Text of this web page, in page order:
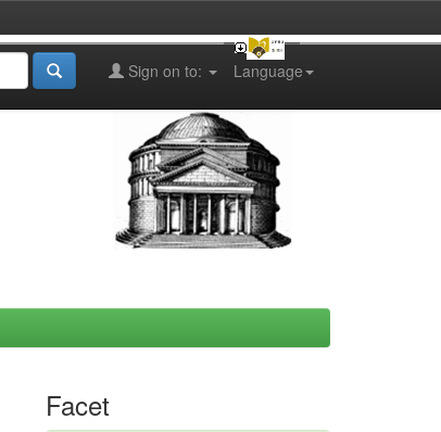
Language
Sign on to:
Facet